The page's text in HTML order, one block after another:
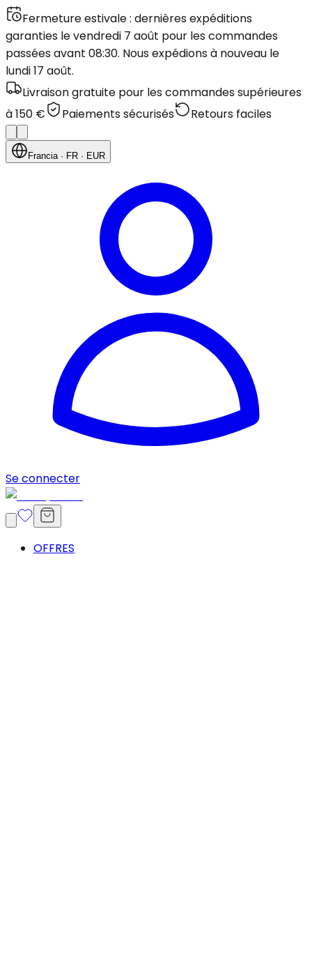
Fermeture estivale : dernières expéditions
garanties le vendredi 7 août pour les commandes
passées avant 08:30. Nous expédions à nouveau le
lundi 17 août.
Livraison gratuite pour les commandes supérieures
à 150 €
Paiements sécurisés Retours faciles
Francia· FR · EUR
Se connecter
OFFRES